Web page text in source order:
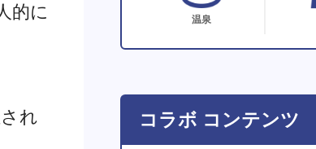
的に
れ
温泉
コラボ コンテンツ